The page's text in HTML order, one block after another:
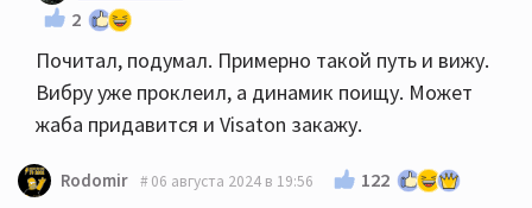
2
Почитал, подумал. Примерно такой путь и вижу.
Вибру уже проклеил, а динамик поищу. Может
жаба придавится и Visaton закажу.
Rodomir 06 августа 2024 в 19:56 122